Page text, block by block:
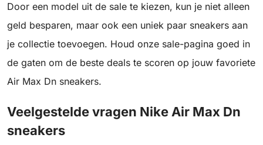
Door een model uit de sale te kiezen, kun je niet alleen
geld besparen, maar ook een uniek paar sneakers aan
je collectie toevoegen. Houd onze sale-pagina goed in
de gaten om de beste deals te scoren op jouw favoriete
Air Max Dn sneakers.
Veelgestelde vragen Nike Air Max Dn
sneakers